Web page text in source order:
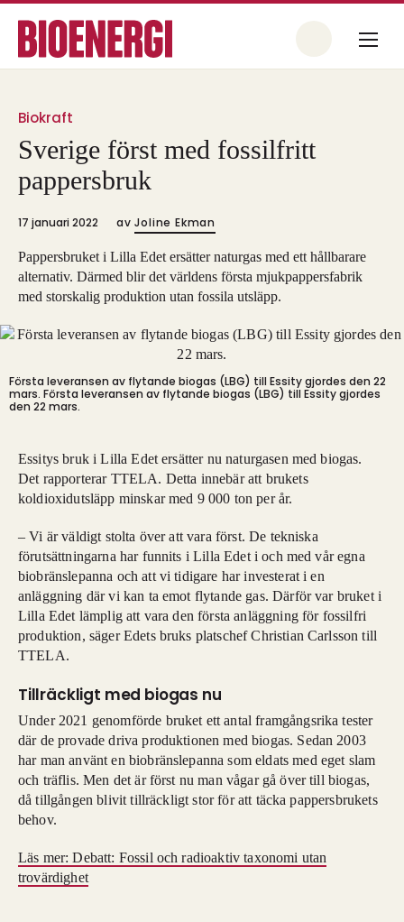
Biokraft
Sverige först med fossilfritt
pappersbruk
17 januari 2022 av Joline Ekman
Pappersbruket i Lilla Edet ersätter naturgas med ett hållbarare
alternativ. Därmed blir det världens första mjukpappersfabrik
med storskalig produktion utan fossila utsläpp.
Första leveransen av flytande biogas (LBG) till Essity gjordes den 22
mars. Första leveransen av flytande biogas (LBG) till Essity gjordes
den 22 mars.
Essitys bruk i Lilla Edet ersätter nu naturgasen med biogas.
Det rapporterar TTELA. Detta innebär att brukets
koldioxidutsläpp minskar med 9 000 ton per år.
– Vi är väldigt stolta över att vara först. De tekniska
förutsättningarna har funnits i Lilla Edet i och med vår egna
biobränslepanna och att vi tidigare har investerat i en
anläggning där vi kan ta emot flytande gas. Därför var bruket i
Lilla Edet lämplig att vara den första anläggning för fossilfri
produktion, säger Edets bruks platschef Christian Carlsson till
TTELA.
Tillräckligt med biogas nu
Under 2021 genomförde bruket ett antal framgångsrika tester
där de provade driva produktionen med biogas. Sedan 2003
har man använt en biobränslepanna som eldats med eget slam
och träflis. Men det är först nu man vågar gå över till biogas,
då tillgången blivit tillräckligt stor för att täcka pappersbrukets
behov.
Läs mer: Debatt: Fossil och radioaktiv taxonomi utan
trovärdighet